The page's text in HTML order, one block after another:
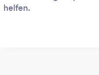
helfen.